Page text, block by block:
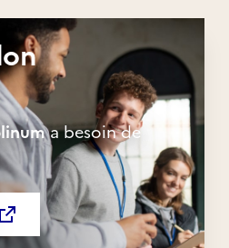
a besoin de